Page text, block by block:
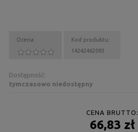
Dostępność:
tymczasowo niedostępny
CENA BRUTTO:
66,83 zł
Ocena:
Kod produktu:
14242462093